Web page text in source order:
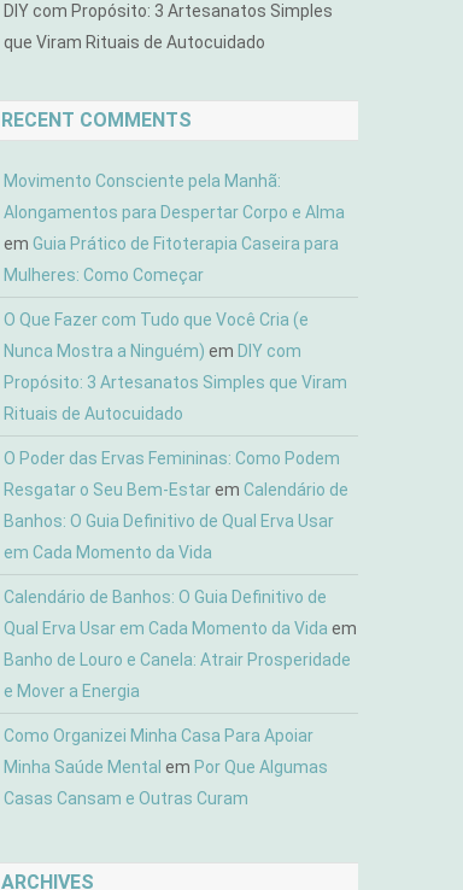
DIY com Propósito: 3 Artesanatos Simples
que Viram Rituais de Autocuidado
RECENT COMMENTS
Movimento Consciente pela Manhã:
Alongamentos para Despertar Corpo e Alma
emGuia Prático de Fitoterapia Caseira para
Mulheres: Como Começar
O Que Fazer com Tudo que Você Cria (e
Nunca Mostra a Ninguém) em DIY com
Propósito: 3 Artesanatos Simples que Viram
Rituais de Autocuidado
O Poder das Ervas Femininas: Como Podem
Resgatar o Seu Bem-EstaremCalendário de
Banhos: O Guia Definitivo de Qual Erva Usar
em Cada Momento da Vida
Calendário de Banhos: O Guia Definitivo de
Qual Erva Usar em Cada Momento da Vida em
Banho de Louro e Canela: Atrair Prosperidade
e Mover a Energia
Como Organizei Minha Casa Para Apoiar
Minha Saúde Mental em Por Que Algumas
Casas Cansam e Outras Curam
ARCHIVES